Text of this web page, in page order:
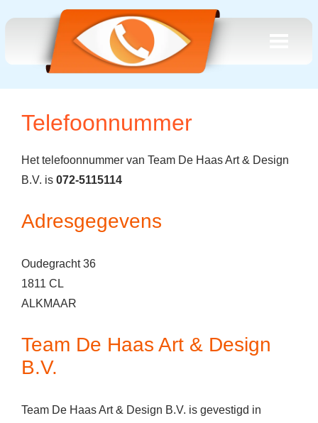
Telefoonnummer
Het telefoonnummer van Team De Haas Art & Design
B.V. is 072-5115114
Adresgegevens
Oudegracht 36
1811 CL
ALKMAAR
Team De Haas Art & Design
B.V.
Team De Haas Art & Design B.V. is gevestigd in